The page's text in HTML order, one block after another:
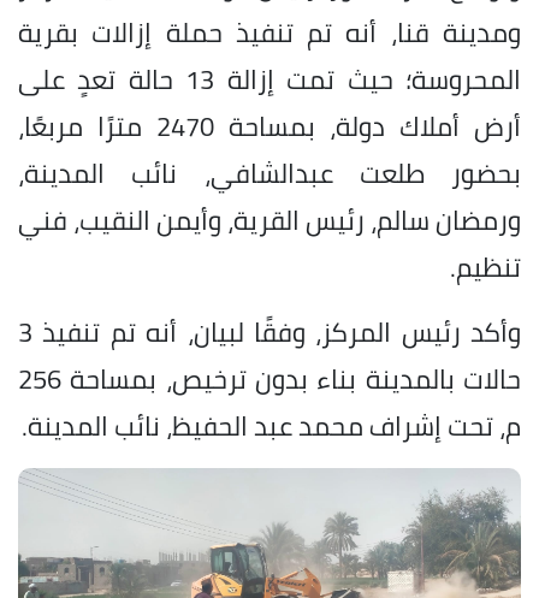
ومدينة قنا، أنه تم تنفيذ حملة إزالات بقرية
المحروسة؛ حيث تمت إزالة 13 حالة تعدٍ على
أرض أملاك دولة، بمساحة 2470 مترًا مربعًا،
بحضور طلعت عبدالشافي، نائب المدينة،
ورمضان سالم، رئيس القرية، وأيمن النقيب، فني
تنظيم.
وأكد رئيس المركز، وفقًا لبيان، أنه تم تنفيذ 3
حالات بالمدينة بناء بدون ترخيص، بمساحة 256
م، تحت إشراف محمد عبد الحفيظ، نائب المدينة.